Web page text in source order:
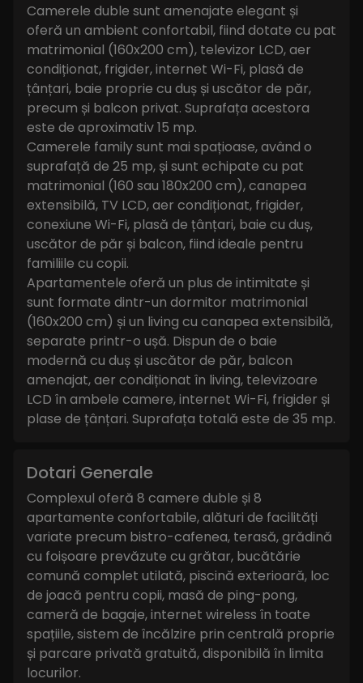
Camerele duble sunt amenajate elegant și
oferă un ambient confortabil, fiind dotate cu pat
matrimonial (160x200 cm), televizor LCD, aer
condiționat, frigider, internet Wi-Fi, plasă de
țânțari, baie proprie cu duș și uscător de păr,
precum și balcon privat. Suprafața acestora
este de aproximativ 15 mp.
Camerele family sunt mai spațioase, având o
suprafață de 25 mp, și sunt echipate cu pat
matrimonial (160 sau 180x200 cm), canapea
extensibilă, TV LCD, aer condiționat, frigider,
conexiune Wi-Fi, plasă de țânțari, baie cu duș,
uscător de păr și balcon, fiind ideale pentru
familiile cu copii.
Apartamentele oferă un plus de intimitate și
sunt formate dintr-un dormitor matrimonial
(160x200 cm) și un living cu canapea extensibilă,
separate printr-o ușă. Dispun de o baie
modernă cu duș și uscător de păr, balcon
amenajat, aer condiționat în living, televizoare
LCD în ambele camere, internet Wi-Fi, frigider și
plase de țânțari. Suprafața totală este de 35 mp.
Dotari Generale
Complexul oferă 8 camere duble și 8
apartamente confortabile, alături de facilități
variate precum bistro-cafenea, terasă, grădină
cu foișoare prevăzute cu grătar, bucătărie
comună complet utilată, piscină exterioară, loc
de joacă pentru copii, masă de ping-pong,
cameră de bagaje, internet wireless în toate
spațiile, sistem de încălzire prin centrală proprie
și parcare privată gratuită, disponibilă în limita
locurilor.